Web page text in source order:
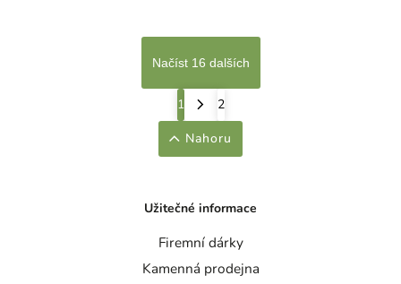
Načíst 16 dalších
1
2
Nahoru
Užitečné informace
Firemní dárky
Kamenná prodejna